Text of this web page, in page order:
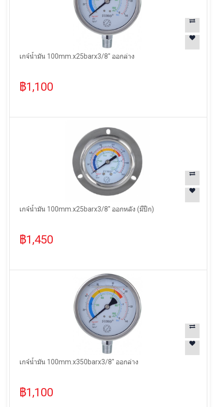
เกจ์น้ำมัน 100mm.x25barx3/8" ออกล่าง
฿1,100
เกจ์น้ำมัน 100mm.x25barx3/8" ออกหลัง (มีปีก)
฿1,450
เกจ์น้ำมัน 100mm.x350barx3/8" ออกล่าง
฿1,100